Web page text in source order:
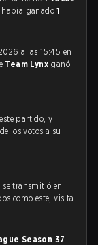
había ganado1
a las 15:45 en
Team Lynx ganó
partido, y
de los votos a su
se transmitió en
como este, visita
Season 37